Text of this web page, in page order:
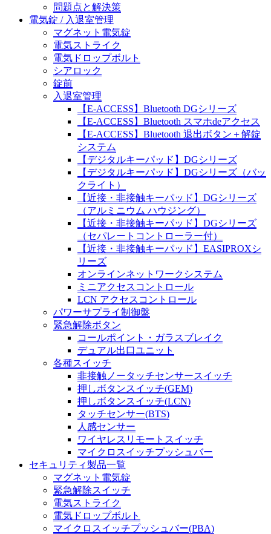
問題点と解決策
電気錠 / 入退室管理
マグネット電気錠
電気ストライク
電気ドロップボルト
シアロック
錠前
入退室管理
【E-ACCESS】Bluetooth DGシリーズ
【E-ACCESS】Bluetooth スマホdeアクセス
【E-ACCESS】Bluetooth 退出ボタン＋解錠
システム
【デジタルキーパッド】DGシリーズ
【デジタルキーパッド】DGシリーズ（バッ
クライト）
【近接・非接触キーパッド】DGシリーズ
（アルミニウム ハウジング）
【近接・非接触キーパッド】DGシリーズ
（セパレートコントローラー付）
【近接・非接触キーパッド】EASIPROXシ
リーズ
オンラインネットワークシステム
ミニアクセスコントロール
LCN アクセスコントロール
パワーサプライ制御盤
緊急解除ボタン
コールポイント・ガラスブレイク
デュアル出口ユニット
各種スイッチ
非接触ノータッチセンサースイッチ
押しボタンスイッチ(GEM)
押しボタンスイッチ(LCN)
タッチセンサー(BTS)
人感センサー
ワイヤレスリモートスイッチ
マイクロスイッチプッシュバー
セキュリティ製品一覧
マグネット電気錠
緊急解除スイッチ
電気ストライク
電気ドロップボルト
マイクロスイッチプッシュバー(PBA)